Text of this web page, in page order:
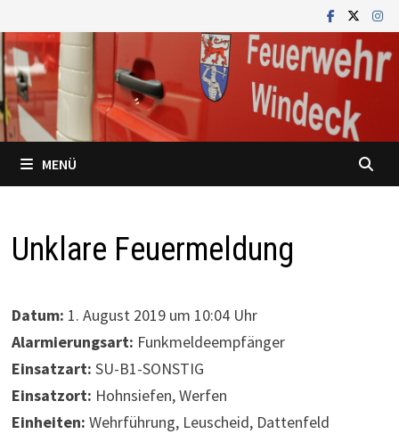
Inhalt
springen
MENÜ
Unklare Feuermeldung
Datum: 1. August 2019 um 10:04 Uhr
Alarmierungsart: Funkmeldeempfänger
Einsatzart: SU-B1-SONSTIG
Einsatzort: Hohnsiefen, Werfen
Einheiten: Wehrführung, Leuscheid, Dattenfeld